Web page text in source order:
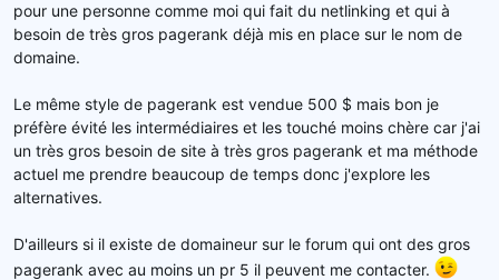
pour une personne comme moi qui fait du netlinking et qui à
besoin de très gros pagerank déjà mis en place sur le nom de
domaine.
Le même style de pagerank est vendue 500 $ mais bon je
préfère évité les intermédiaires et les touché moins chère car j'ai
un très gros besoin de site à très gros pagerank et ma méthode
actuel me prendre beaucoup de temps donc j'explore les
alternatives.
D'ailleurs si il existe de domaineur sur le forum qui ont des gros
pagerank avec au moins un pr 5 il peuvent me contacter.